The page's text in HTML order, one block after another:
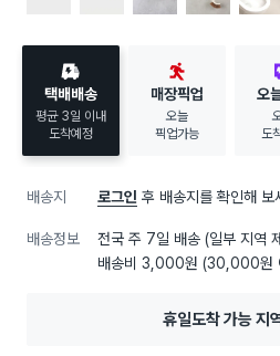
고무
택배배송
평균 3일 이내
도착예정
매장픽업
오늘
픽업가능
오
도
배송지 로그인 후 배송지를 확인해 보
배송정보 전국 주 7일 배송 (일부 지역
배송비 3,000원 (30,000원
휴일도착 가능 지